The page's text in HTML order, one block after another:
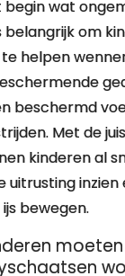
wat
belangrijk om
helpen
beschermd
Met de
kinderen al
uitrusting inzien
bewegen.